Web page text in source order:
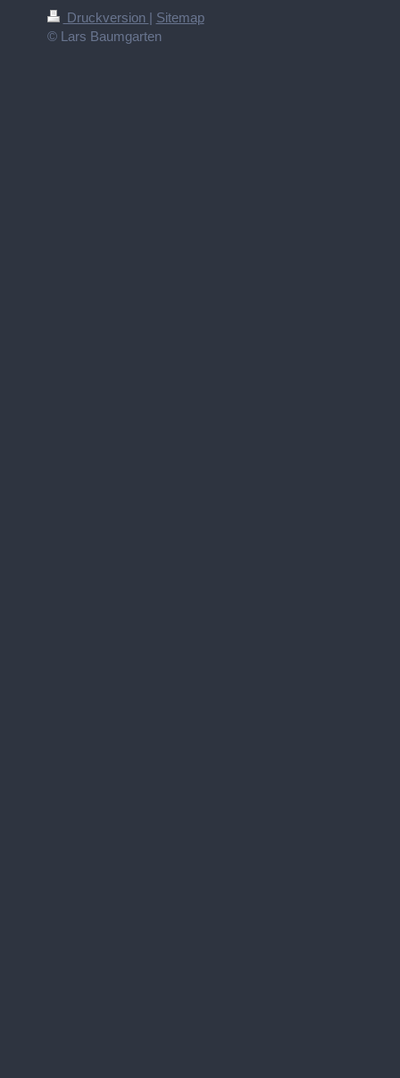
Druckversion | Sitemap
© Lars Baumgarten